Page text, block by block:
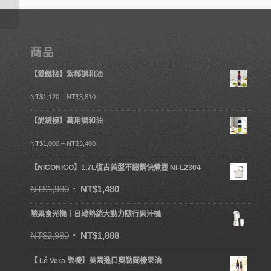
商品
【愛鏈接】紫椰調和油
NT$1,120 – NT$3,810
【愛鏈接】萬用調和油
NT$1,000 – NT$3,400
【NICONICO】1.7L復古美型不鏽鋼快煮壺 NI-L2304
NT$1,980 NT$1,480
隨果食光機｜日韓熱銷大動力隨行果汁機
NT$2,980 NT$1,888
【 Lé Vera 樂榛】美國進口奧勒岡榛果油